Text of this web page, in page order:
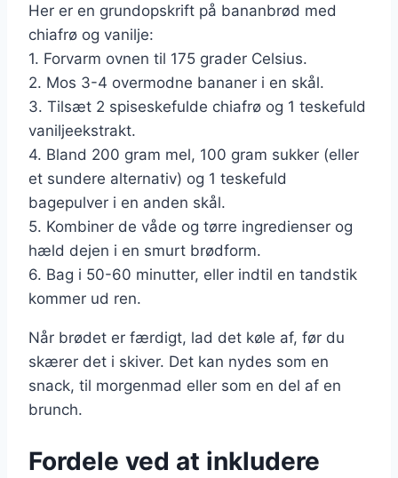
Her er en grundopskrift på bananbrød med
chiafrø og vanilje:
1. Forvarm ovnen til 175 grader Celsius.
2. Mos 3-4 overmodne bananer i en skål.
3. Tilsæt 2 spiseskefulde chiafrø og 1 teskefuld
vaniljeekstrakt.
4. Bland 200 gram mel, 100 gram sukker (eller
et sundere alternativ) og 1 teskefuld
bagepulver i en anden skål.
5. Kombiner de våde og tørre ingredienser og
hæld dejen i en smurt brødform.
6. Bag i 50-60 minutter, eller indtil en tandstik
kommer ud ren.
Når brødet er færdigt, lad det køle af, før du
skærer det i skiver. Det kan nydes som en
snack, til morgenmad eller som en del af en
brunch.
Fordele ved at inkludere